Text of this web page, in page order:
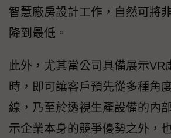
智慧廠房設計工作，自然可將
降到最低。
此外，尤其當公司具備展示VR
時，即可讓客戶預先從多種角
線，乃至於透視生產設備的內
示企業本身的競爭優勢之外，